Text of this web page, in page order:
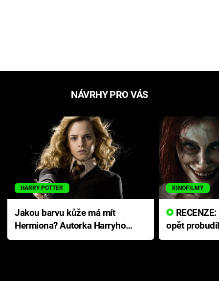
NÁVRHY PRO VÁS
HARRY POTTER
Jakou barvu kůže má mít
Hermiona? Autorka Harryho
Pottera přišla s ráznou
KINOFILMY
opět
přichází s